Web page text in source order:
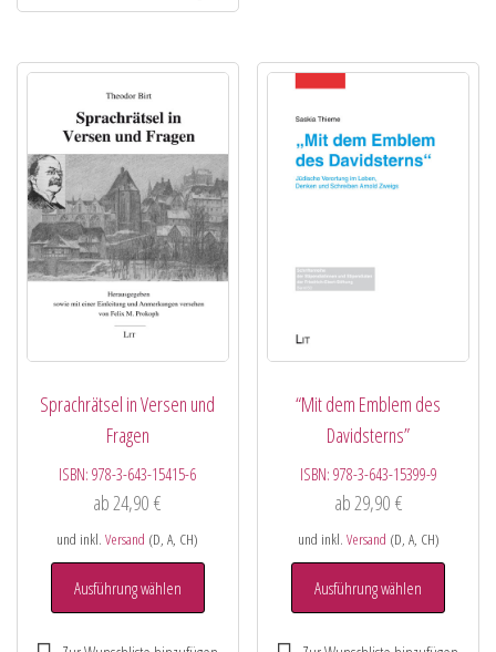
Sprachrätsel in Versen und
Fragen
ISBN:978-3-643-15415-6
ab24,90€
und inkl.Versand (D, A, CH)
Ausführung wählen
“Mit dem Emblem des
Davidsterns”
ISBN: 978-3-643-15399-9
ab29,90 €
und inkl. Versand (D, A, CH)
Ausführung wählen